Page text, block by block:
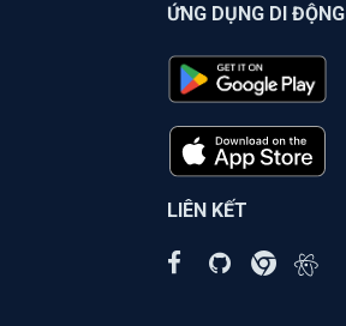
ỨNG DỤNG DI ĐỘNG
LIÊN KẾT